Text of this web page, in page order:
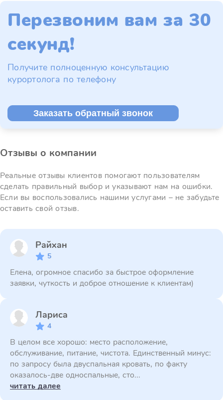
Перезвоним вам за 30
секунд!
Получите полноценную консультацию
курортолога по телефону
Заказать обратный звонок
Отзывы о компании
Реальные отзывы клиентов помогают пользователям
сделать правильный выбор и указывают нам на ошибки.
Если вы воспользовались нашими услугами – не забудьте
оставить свой отзыв.
Райхан
5
Елена, огромное спасибо за быстрое оформление
заявки, чуткость и доброе отношение к клиентам)
Лариса
4
В целом все хорошо: место расположение,
обслуживание, питание, чистота. Единственный минус:
по запросу была двуспальная кровать, по факту
оказалось-две односпальные, сто...
читать далее